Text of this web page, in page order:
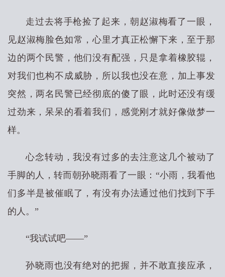
走过去将手枪捡了起来，朝赵淑梅看了一眼，
见赵淑梅脸色如常，心里才真正松懈下来，至于那
边的两个民警，他们没有配强，只是拿着橡胶辊，
对我们也构不成威胁，所以我也没在意，加上事发
突然，两名民警已经彻底的傻了眼，此时还没有缓
过劲来，呆呆的看着我们，感觉刚才就好像做梦一
样。
心念转动，我没有过多的去注意这几个被动了
手脚的人，转而朝孙晓雨看了一眼：“小雨，我看他
们多半是被催眠了，有没有办法通过他们找到下手
的人。”
“我试试吧——”
孙晓雨也没有绝对的把握，并不敢直接应承，